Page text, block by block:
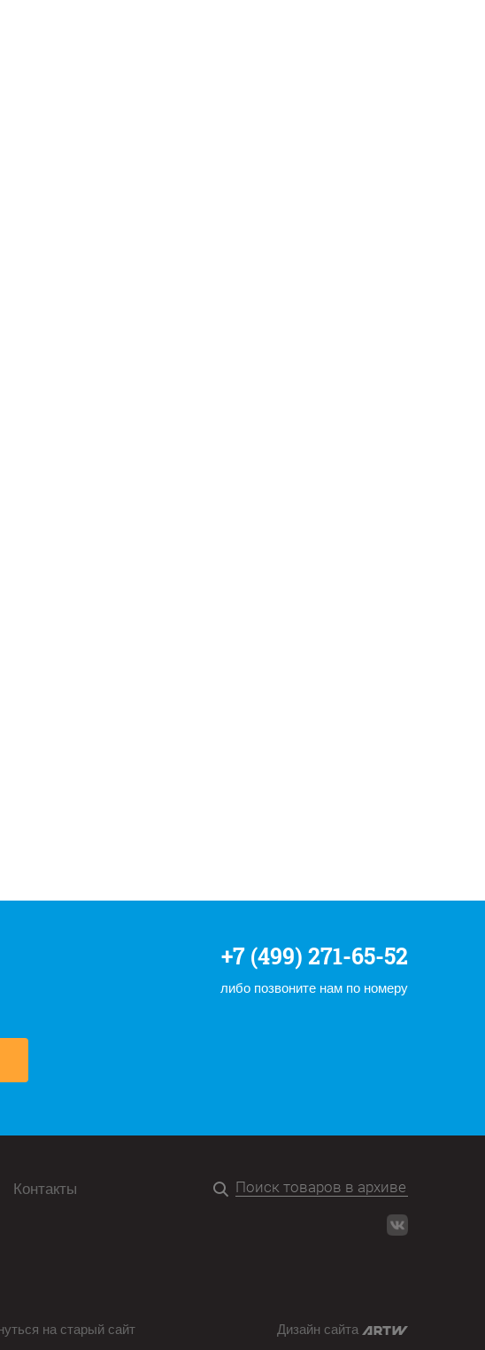
+7 (499) 271-65-52
либо позвоните нам по номеру
Контакты
на старый сайт Дизайн сайта